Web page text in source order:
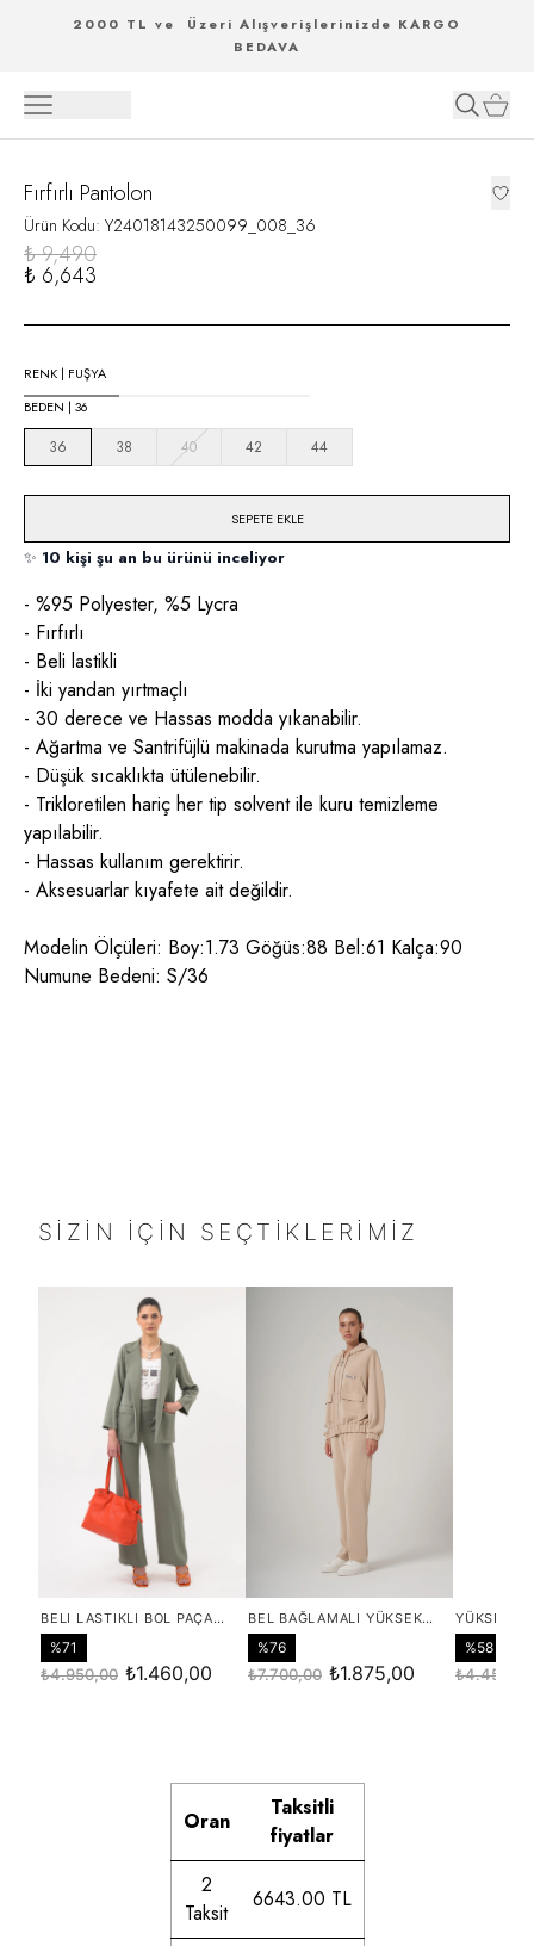
2000 TL ve Üzeri Alışverişlerinizde KARGO
BEDAVA
Fırfırlı Pantolon
Ürün Kodu: Y24018143250099_008_36
₺ 9,490
₺ 6,643
RENK | FUŞYA
BEDEN | 36
36 38 40 42 44
SEPETE EKLE
✨ 10 kişi şu an bu ürünü inceliyor
- %95 Polyester, %5 Lycra
- Fırfırlı
- Beli lastikli
- İki yandan yırtmaçlı
- 30 derece ve Hassas modda yıkanabilir.
- Ağartma ve Santrifüjlü makinada kurutma yapılamaz.
- Düşük sıcaklıkta ütülenebilir.
- Trikloretilen hariç her tip solvent ile kuru temizleme
yapılabilir.
- Hassas kullanım gerektirir.
- Aksesuarlar kıyafete ait değildir.
Modelin Ölçüleri: Boy:1.73 Göğüs:88 Bel:61 Kalça:90
Numune Bedeni: S/36
Oran
Taksitli
fiyatlar
2
Taksit
6643.00 TL